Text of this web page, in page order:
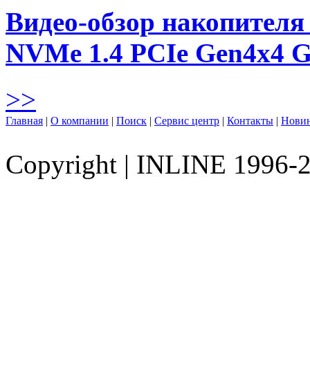
Видео-обзор
NVMe 1.4 PCIe Gen4х4
>>
Главная | О компании | Поиск | Сервис центр | Контакты |
Copyright | INLINE 1996-